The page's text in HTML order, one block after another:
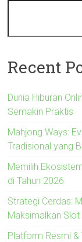
Recent
Dunia Hiburan
Semakin Praktis
Mahjong Ways:
Tradisional yang
Memilih
di Tahun 2026
Strategi Cerdas:
Maksimalkan
Platform Resmi &